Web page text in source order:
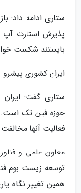
ستاری ادامه داد:
پذیرش استارت آپ
بایستند شکست
ایران کشوری
ستاری گفت:
حوزه فین تک است.
فعالیت آنها
معاون علمی و
توسعه زیست بوم
همین تغییر نگاه